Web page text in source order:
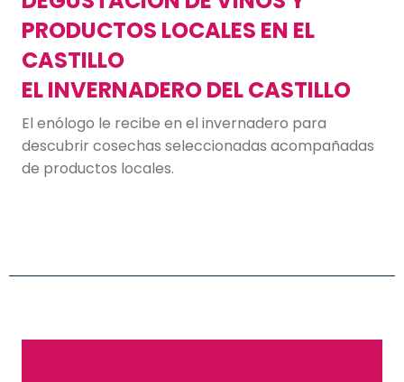
PRODUCTOS LOCALES EN EL
CASTILLO
EL INVERNADERO DEL CASTILLO
El enólogo le recibe en el invernadero para
descubrir cosechas seleccionadas acompañadas
de productos locales.